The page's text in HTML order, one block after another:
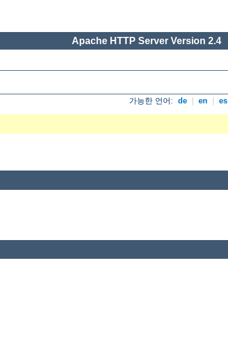
Apache HTTP Server Version 2.4
가능한 언어: de en es